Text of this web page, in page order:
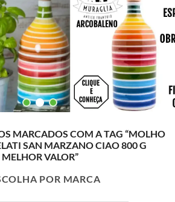
MARCADOS COM A TAG “MOLHO
SAN MARZANO CIAO 800 G
MELHOR VALOR”
POR MARCA